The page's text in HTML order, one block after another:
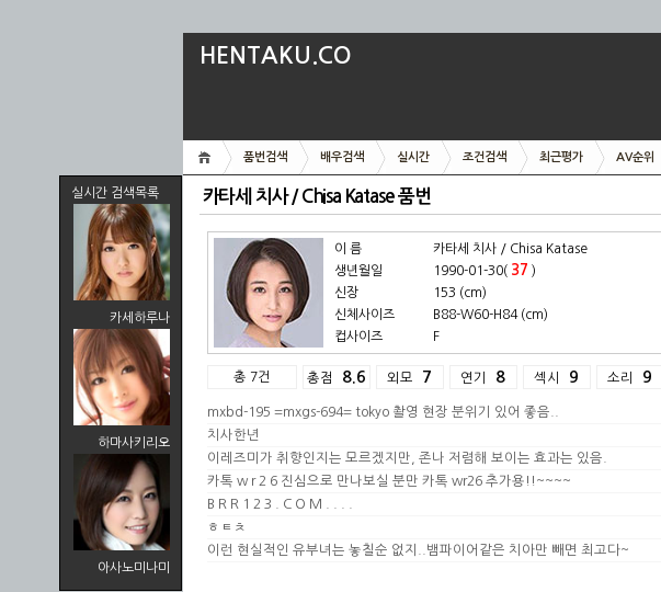
실시간 검색목록
카세하루나
하마사키리오
아사노미나미
HENTAKU.CO
품번검색 배우검색 실시간 조건검색 최근평가 AV순위
카타세 치사 / Chisa Katase 품번
이 름
생년월일
신장
신체사이즈
컵사이즈
카타세 치사 / Chisa Katase
1990-01-30( 37 )
153 (cm)
B88-W60-H84 (cm)
F
총 7건 총점 8.6 외모 7 연기 8 섹시 9 소리 9
mxbd-195 =mxgs-694= tokyo 촬영 현장 분위기 있어 좋음..
치사한년
이레즈미가 취향인지는 모르겠지만, 존나 저렴해 보이는 효과는 있음.
카톡 w r 2 6 진심으로 만나보실 분만 카톡 wr26 추가용!!~~~~
B R R 1 2 3 . C O M . . . .
ㅎㅌㅊ
이런 현실적인 유부녀는 놓칠순 없지..뱀파이어같은 치아만 빼면 최고다~